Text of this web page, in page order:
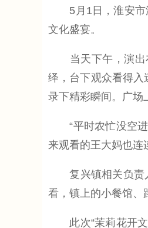
5月1日，淮安市淮
文化盛宴。
当天下午，演出在
绎，台下观众看得
录下精彩瞬间。广场
“平时农忙没空进
来观看的王大妈也连
复兴镇相关负责人
看，镇上的小餐馆、
此次“茉莉花开文